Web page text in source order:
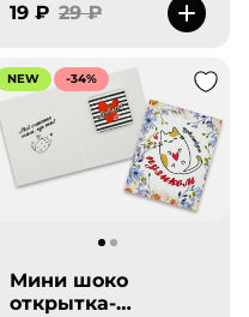
19 ₽ 29 ₽
NEW -34%
Мини шоко
открытка-